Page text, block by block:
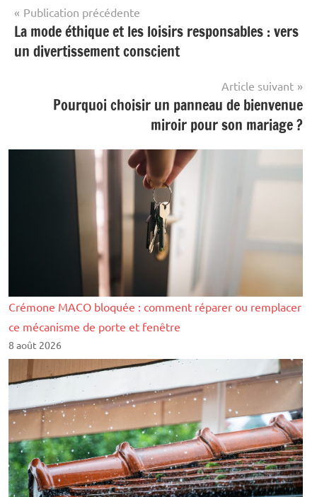
Maison
&
Navigation
de
l’article
Publication précédente
La mode éthique et les loisirs responsables : vers
un divertissement conscient
Article suivant
Pourquoi choisir un panneau de bienvenue
miroir pour son mariage ?
Crémone MACO bloquée : comment réparer ou remplacer
ce mécanisme de porte et fenêtre
8 août 2026